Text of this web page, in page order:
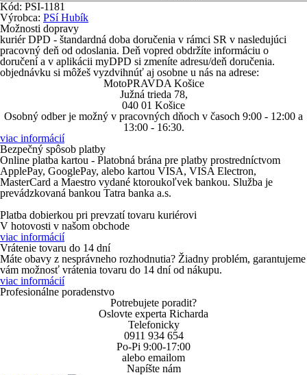
Kód: PSI-1181
Výrobca: PSí Hubík
Možnosti dopravy
kuriér DPD - štandardná doba doručenia v rámci SR v nasledujúci
pracovný deň od odoslania. Deň vopred obdržíte informáciu o
doručení a v aplikácii myDPD si zmeníte adresu/deň doručenia.
objednávku si môžeš vyzdvihnúť aj osobne u nás na adrese:
MotoPRAVDA Košice
Južná trieda 78,
040 01 Košice
Osobný odber je možný v pracovných dňoch v časoch 9:00 - 12:00 a
13:00 - 16:30.
viac informácií
Bezpečný spôsob platby
Online platba kartou - Platobná brána pre platby prostredníctvom
ApplePay, GooglePay, alebo kartou VISA, VISA Electron,
MasterCard a Maestro vydané ktoroukoľvek bankou. Služba je
prevádzkovaná bankou Tatra banka a.s.
Platba dobierkou pri prevzatí tovaru kuriérovi
V hotovosti v našom obchode
viac informácií
Vrátenie tovaru do 14 dní
Máte obavy z nesprávneho rozhodnutia? Žiadny problém, garantujeme
vám možnosť vrátenia tovaru do 14 dní od nákupu.
viac informácií
Profesionálne poradenstvo
Potrebujete poradit?
Oslovte experta Richarda
Telefonicky
0911 934 654
Po-Pi 9:00-17:00
alebo emailom
Napíšte nám